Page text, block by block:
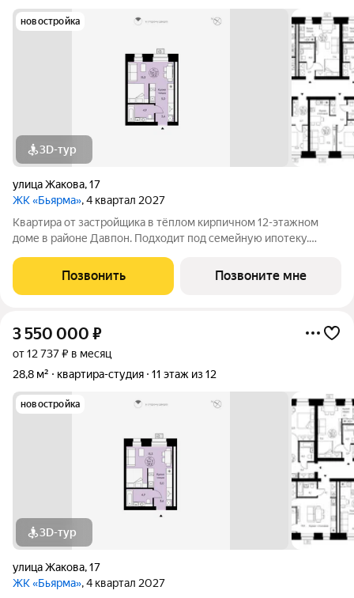
новостройка
3D-тур
улица Жакова,17
ЖК «Бьярма», 4 квартал 2027
Квартира от застройщика в тёплом кирпичном 12-этажном
доме в районе Давпон. Подходит под семейную ипотеку.
безопасности. Студия свободной планировки. Два окна с
низкими подоконниками.
Позвонить Позвоните мне
3 550 000 ₽
от 12 737 ₽ в месяц
28,8 м²
квартира-студия 11 этаж из 12
новостройка
3D-тур
улица Жакова,17
ЖК «Бьярма», 4 квартал 2027